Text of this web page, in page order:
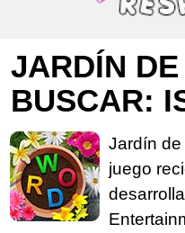
JARDÍN
BUSCAR:
Jardín
juego